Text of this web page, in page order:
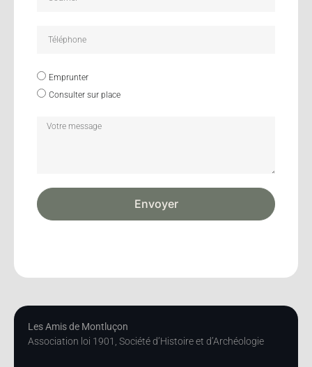
Emprunter
Consulter sur place
Envoyer
Les Amis de Montluçon
Association loi 1901, Société d’Histoire et d’Archéologie